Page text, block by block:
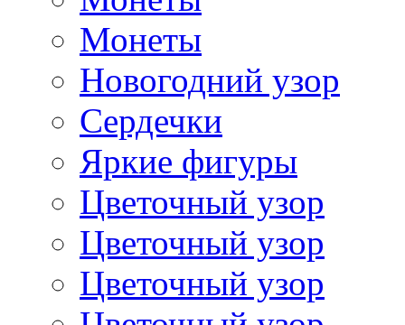
Монеты
Новогодний узор
Сердечки
Яркие фигуры
Цветочный узор
Цветочный узор
Цветочный узор